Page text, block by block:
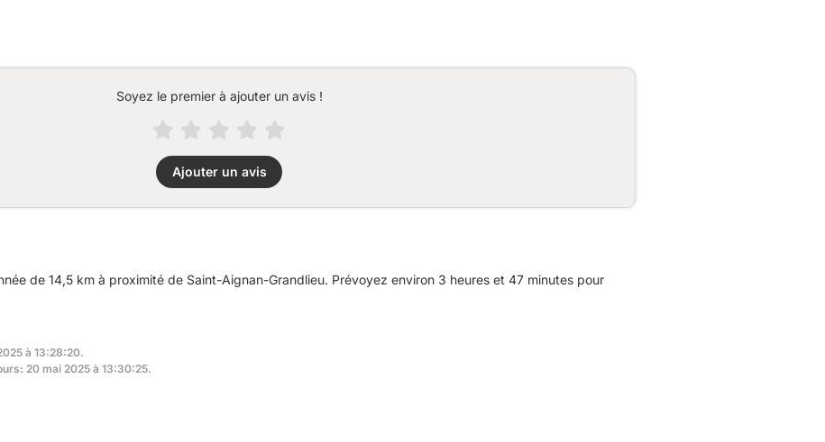
Soyez le premier à ajouter un avis !
Ajouter un avis
de 14,5 km à proximité de Saint-Aignan-Grandlieu. Prévoyez environ 3 heures et 47 minutes pour
à 13:28:20.
20 mai 2025 à 13:30:25.